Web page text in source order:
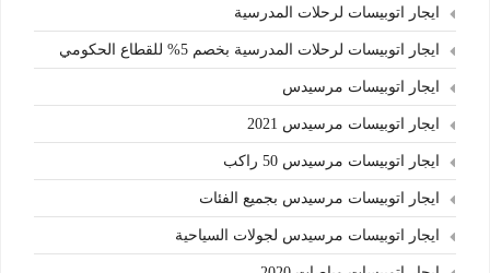
ايجار اتوبيسات لرحلات المدرسية
ايجار اتوبيسات لرحلات المدرسية بخصم 5% للقطاع الحكومي
ايجار اتوبيسات مرسيدس
ايجار اتوبيسات مرسيدس 2021
ايجار اتوبيسات مرسيدس 50 راكب
ايجار اتوبيسات مرسيدس بجميع الفئات
ايجار اتوبيسات مرسيدس لجولات السياحية